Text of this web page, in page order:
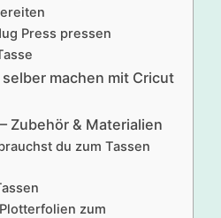
Press pressen
machen mit Cricut
Zubehör & Materialien
du zum Tassen
zum